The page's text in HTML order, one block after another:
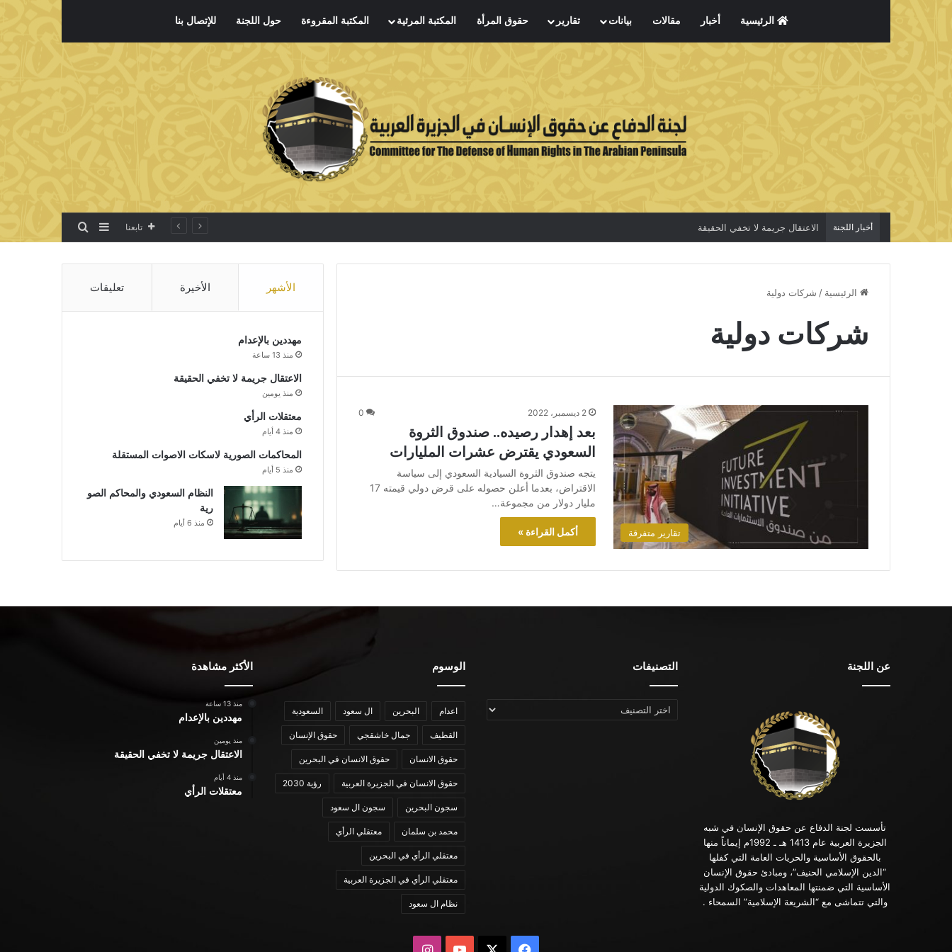
الرئيسية أخبار مقالات بيانات تقارير حقوق المرأة المكتبة المرئية المكتبة المقروءة حول اللجنة للإتصال بنا
أخبار اللجنة الاعتقال جريمة لا تخفي الحقيقة تابعنا إضافة عمود جانبي
بحث عن
الرئيسية / شركات دولية
شركات دولية
تقارير متفرقة
2 ديسمبر، 2022 0
بعد إهدار رصيده.. صندوق الثروة
السعودي يقترض عشرات المليارات
يتجه صندوق الثروة السيادية السعودي إلى سياسة
الاقتراض، بعدما أعلن حصوله على قرض دولي قيمته 17
مليار دولار من مجموعة…
أكمل القراءة »
الأشهر الأخيرة تعليقات
مهددين بالإعدام
منذ 13 ساعة
الاعتقال جريمة لا تخفي الحقيقة
منذ يومين
معتقلات الرأي
منذ 4 أيام
المحاكمات الصورية لاسكات الاصوات المستقلة
منذ 5 أيام
النظام السعودي والمحاكم الصو
رية
منذ 6 أيام
عن اللجنة
تأسست لجنة الدفاع عن حقوق الإنسان في شبه
الجزيرة العربية عام 1413 هـ ـ 1992م إيماناً منها
بالحقوق الأساسية والحريات العامة التي كفلها
“الدين الإسلامي الحنيف”، ومبادئ حقوق الإنسان
الأساسية التي ضمنتها المعاهدات والصكوك الدولية
والتي تتماشى مع “الشريعة الإسلامية” السمحاء .
التصنيفات
التصنيفات
الوسوم
اعدام البحرين ال سعود السعودية
القطيف جمال خاشقجي حقوق الإنسان
حقوق الانسان حقوق الانسان في البحرين
حقوق الانسان في الجزيرة العربية رؤية 2030
سجون البحرين سجون ال سعود
محمد بن سلمان معتقلي الرأي
معتقلي الرأي في البحرين
معتقلي الرأي في الجزيرة العربية
نظام ال سعود
الأكثر مشاهدة
منذ 13 ساعة
مهددين بالإعدام
منذ يومين
الاعتقال جريمة لا تخفي الحقيقة
منذ 4 أيام
معتقلات الرأي
فيسبوك يوتيوبانستقرام